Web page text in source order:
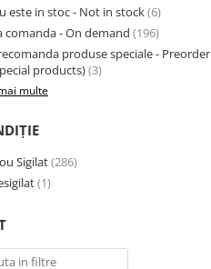
Blackview
OSCAL
Fossibot
Lagenio
iSEN
F150
HUAWEI
Xiaomi
AGM
este in stoc - Not in stock(6)
comanda - On demand (196)
produse speciale - Preorder
products)(3)
multe
Sigilat(286)
(1)